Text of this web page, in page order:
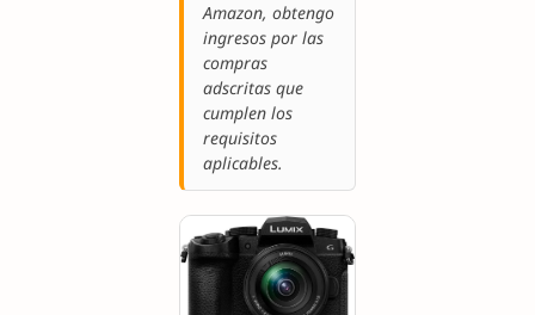
Amazon, obtengo
ingresos por las
compras
adscritas que
cumplen los
requisitos
aplicables.